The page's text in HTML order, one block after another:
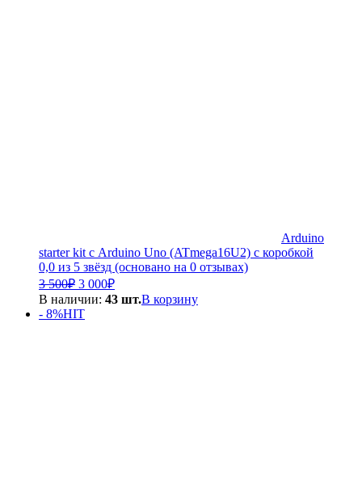
Arduino
starter kit с Arduino Uno (ATmega16U2) с коробкой
0,0 из 5 звёзд (основано на 0 отзывах)
3 500₽ Первоначальная
цена
составляла
3
3 000₽Текущая
цена:
В наличии: 43 шт.В корзину
- 8%HIT